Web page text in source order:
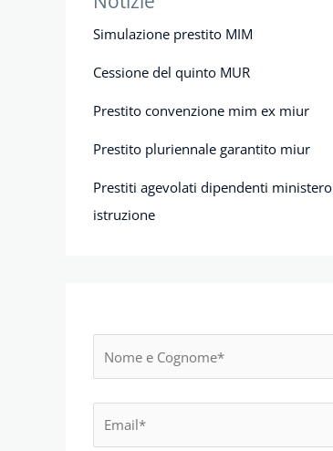
Simulazione prestito MIM
Cessione del quinto MUR
Prestito convenzione mim ex miur
Prestito pluriennale garantito miur
Prestiti agevolati dipendenti ministero
istruzione